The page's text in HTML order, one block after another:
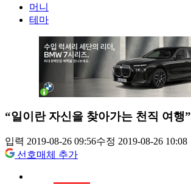
머니
테마
“일이란 자신을 찾아가는 천직 여행”
입력 2019-08-26 09:56수정 2019-08-26 10:08
선호매체 추가